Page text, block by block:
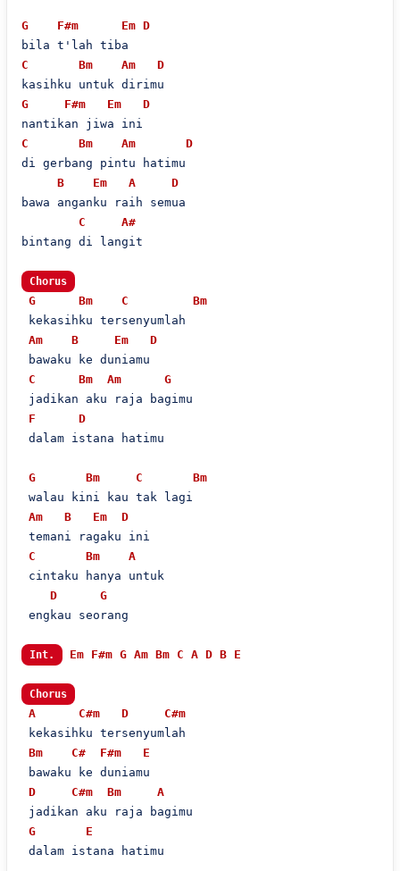
G F#m Em D
C
Bm Am
D
G
F#m Em
D
C
Bm Am
D
di gerbang pintu hatimu
B
Em A
D
bawa anganku raih semua
C
A#
bintang di langit
Chorus
G Bm C
Bm
kekasihku tersenyumlah
Am
B Em
D
bawaku ke duniamu
C
Bm Am
G
jadikan aku raja bagimu
F
D
dalam istana hatimu
G Bm C
Bm
walau kini kau tak lagi
Am
B Em
D
temani ragaku ini
C
Bm
A
cintaku hanya untuk
D
G
engkau seorang
Int. Em F#m G Am Bm C A D B E
Chorus
A C#m D
C#m
kekasihku tersenyumlah
Bm
C# F#m
E
bawaku ke duniamu
D
C#m Bm
A
jadikan aku raja bagimu
G
E
dalam istana hatimu